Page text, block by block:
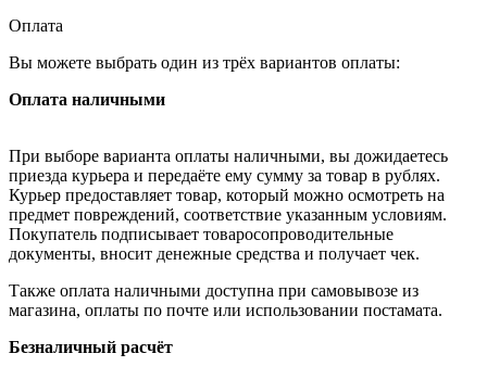
Оплата
Вы можете выбрать один из трёх вариантов оплаты:
Оплата наличными
При выборе варианта оплаты наличными, вы дожидаетесь
приезда курьера и передаёте ему сумму за товар в рублях.
Курьер предоставляет товар, который можно осмотреть на
предмет повреждений, соответствие указанным условиям.
Покупатель подписывает товаросопроводительные
документы, вносит денежные средства и получает чек.
Также оплата наличными доступна при самовывозе из
магазина, оплаты по почте или использовании постамата.
Безналичный расчёт